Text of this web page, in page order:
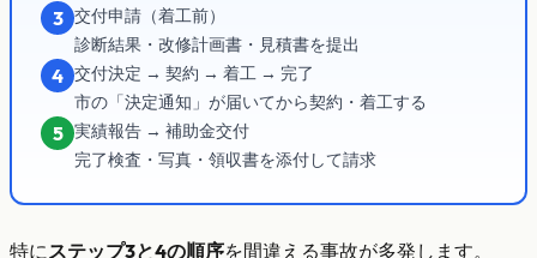
3 交付申請（着工前）
診断結果・改修計画書・見積書を提出
4 交付決定 → 契約 → 着工 → 完了
市の「決定通知」が届いてから契約・着工する
5 実績報告 → 補助金交付
完了検査・写真・領収書を添付して請求
特にステップ3と4の順序を間違える事故が多発します。